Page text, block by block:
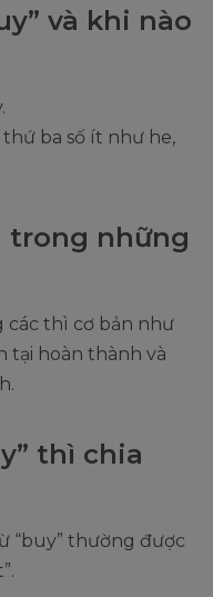
và khi nào
thứ ba số ít như he,
trong những
các thì cơ bản như
tại hoàn thành và
thì chia
“buy” thường được